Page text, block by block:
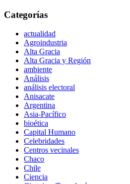
Categorías
actualidad
Agroindustria
Alta Gracia
Alta Gracia y Región
ambiente
Análisis
análisis electoral
Anisacate
Argentina
Asia-Pacífico
bioética
Capital Humano
Celebridades
Centros vecinales
Chaco
Chile
Ciencia